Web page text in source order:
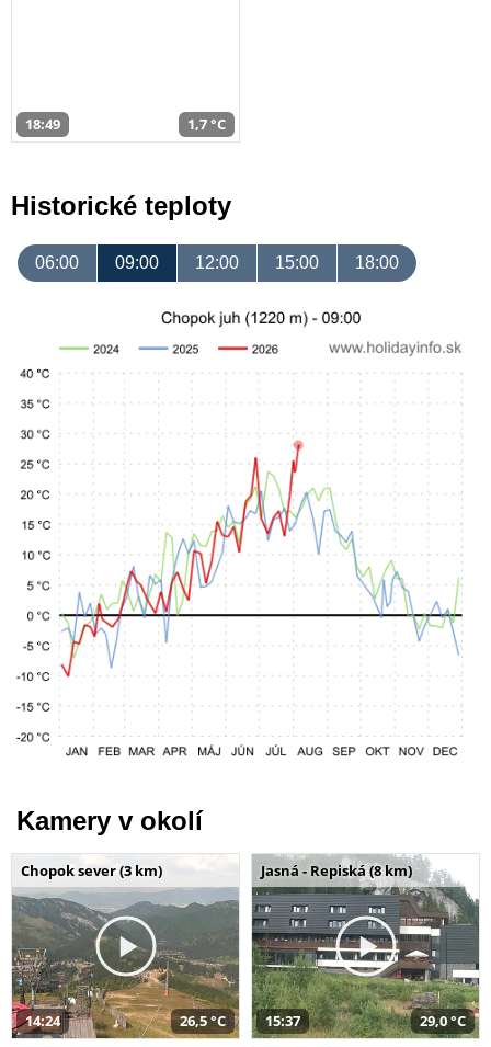
18:49 1,7 °C
Historické teploty
06:00 09:00 12:00 15:00 18:00
Kamery v okolí
Chopok sever (3 km)
14:24 26,5 °C
Jasná - Repiská (8 km)
15:37 29,0 °C